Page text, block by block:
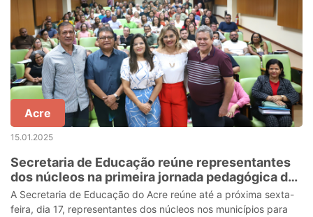
Acre
15.01.2025
Secretaria de Educação reúne representantes
dos núcleos na primeira jornada pedagógica de
2025
A Secretaria de Educação do Acre reúne até a próxima sexta-
feira, dia 17, representantes dos núcleos nos municípios para